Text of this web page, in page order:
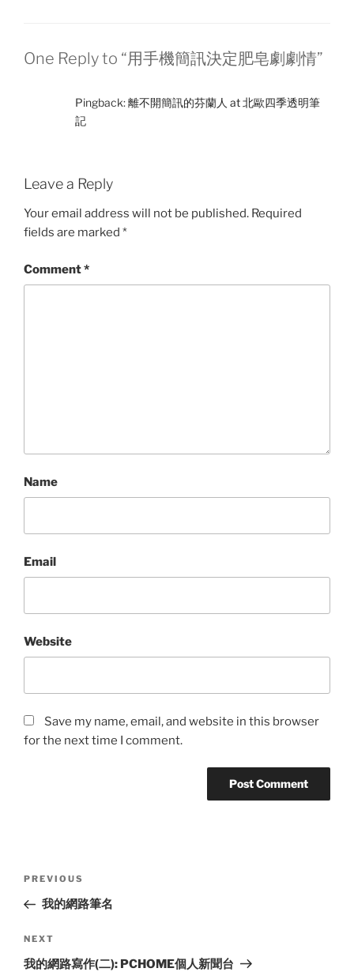
One Reply to “用手機簡訊決定肥皂劇劇情”
Pingback:離不開簡訊的芬蘭人 at 北歐四季透明筆
記
Leave a Reply
Your email address will not be published. Required
fields are marked *
Comment*
Name
Email
Website
Save my name, email, and website in this browser
for the next time I comment.
Previous
Post
PREVIOUS
我的網路筆名
Next
Post
NEXT
我的網路寫作(二): PCHOME個人新聞台